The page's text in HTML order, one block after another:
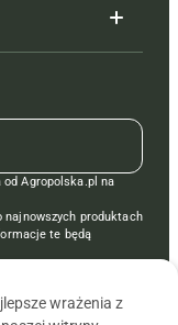
Agropolska.pl na
najnowszych produktach
te będą
wrażenia z